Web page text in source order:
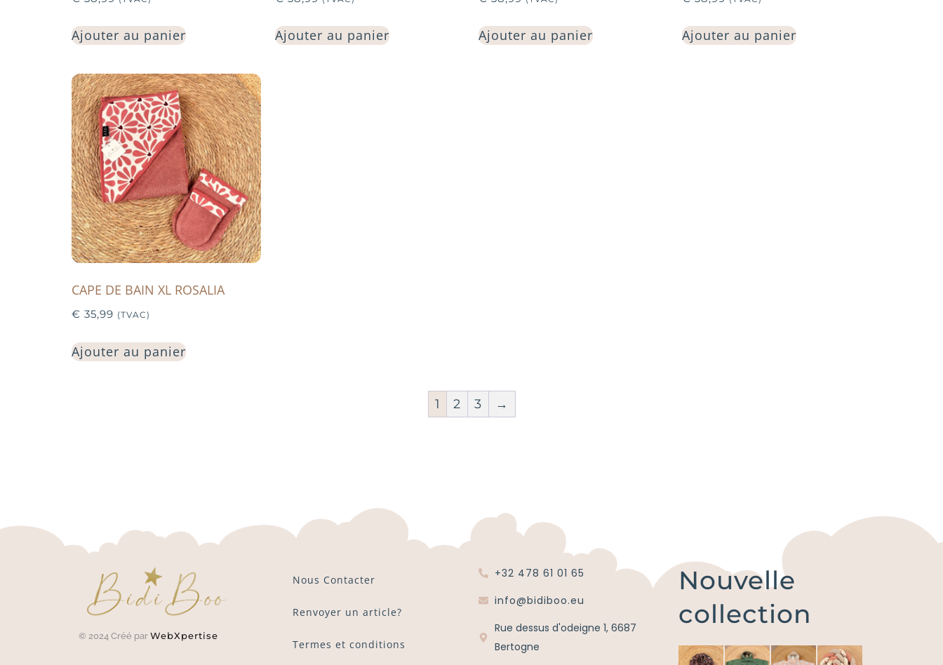
Ajouter au panier Ajouter au panier Ajouter au panier Ajouter au panier
CAPE DE BAIN XL ROSALIA
€ 35,99 (TVAC)
Ajouter au panier
1 2 3 →
© 2024 Créé par WebXpertise
Nous Contacter
Renvoyer un article?
Termes et conditions
+32 478 61 01 65
info@bidiboo.eu
Rue dessus d'odeigne 1, 6687
Bertogne
Nouvelle
collection